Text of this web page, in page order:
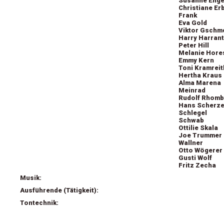
Christiane
Frank
Eva Gold
Viktor
Harry
Peter Hill
Melanie
Emmy Kern
Toni
Hertha Kraus
Alma Marena
Meinrad
Rudolf
Hans
Schlegel
Schwab
Ottilie Skala
Joe Trummer
Wallner
Otto Wögerer
Gusti Wolf
Fritz Zecha
Musik:
Ausführende (Tätigkeit):
Tontechnik: